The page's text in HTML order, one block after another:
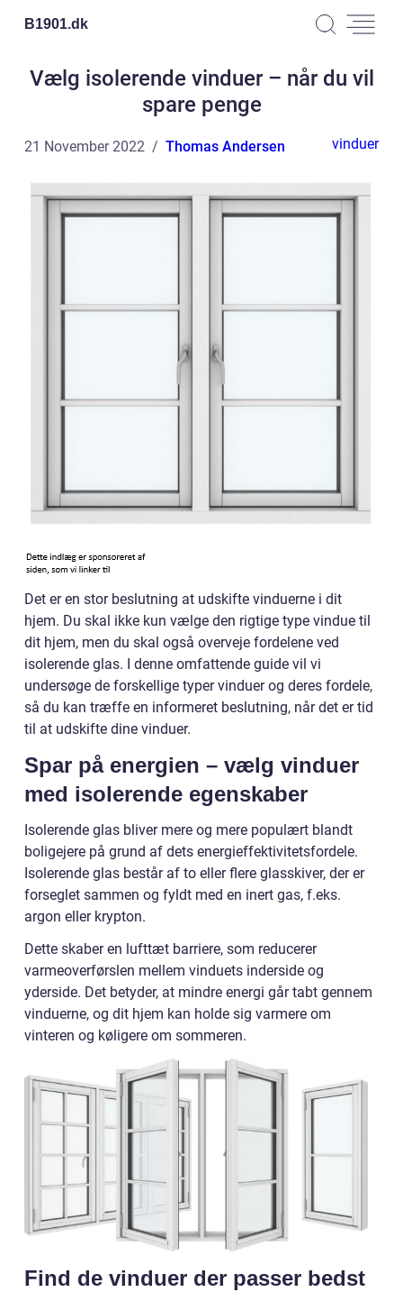
B1901.dk
Vælg isolerende vinduer – når du vil
spare penge
21 November 2022 Thomas Andersen vinduer
Det er en stor beslutning at udskifte vinduerne i dit
hjem. Du skal ikke kun vælge den rigtige type vindue til
dit hjem, men du skal også overveje fordelene ved
isolerende glas. I denne omfattende guide vil vi
undersøge de forskellige typer vinduer og deres fordele,
så du kan træffe en informeret beslutning, når det er tid
til at udskifte dine vinduer.
Spar på energien – vælg vinduer
med isolerende egenskaber
Isolerende glas bliver mere og mere populært blandt
boligejere på grund af dets energieffektivitetsfordele.
Isolerende glas består af to eller flere glasskiver, der er
forseglet sammen og fyldt med en inert gas, f.eks.
argon eller krypton.
Dette skaber en lufttæt barriere, som reducerer
varmeoverførslen mellem vinduets inderside og
yderside. Det betyder, at mindre energi går tabt gennem
vinduerne, og dit hjem kan holde sig varmere om
vinteren og køligere om sommeren.
Find de vinduer der passer bedst